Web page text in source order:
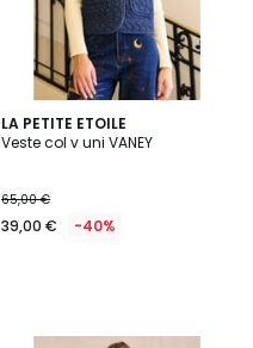
LA PETITE ETOILE
Veste col v uni VANEY
65,00 €
39,00 € -40%